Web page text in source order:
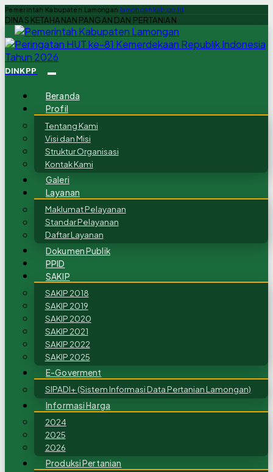
Pemerintah Kabupaten Lamongan lamongankab.go.id
DINAS KETAHANAN PANGAN DAN PERTANIAN
DINKPP
Beranda
Profil
Tentang Kami
Visi dan Misi
Struktur Organisasi
Kontak Kami
Galeri
Layanan
Maklumat Pelayanan
Standar Pelayanan
Daftar Layanan
Dokumen Publik
PPID
SAKIP
SAKIP 2018
SAKIP 2019
SAKIP 2020
SAKIP 2021
SAKIP 2022
SAKIP 2025
E-Goverment
SIPADI+ (Sistem Informasi Data Pertanian Lamongan)
Informasi Harga
2024
2025
2026
Produksi Pertanian